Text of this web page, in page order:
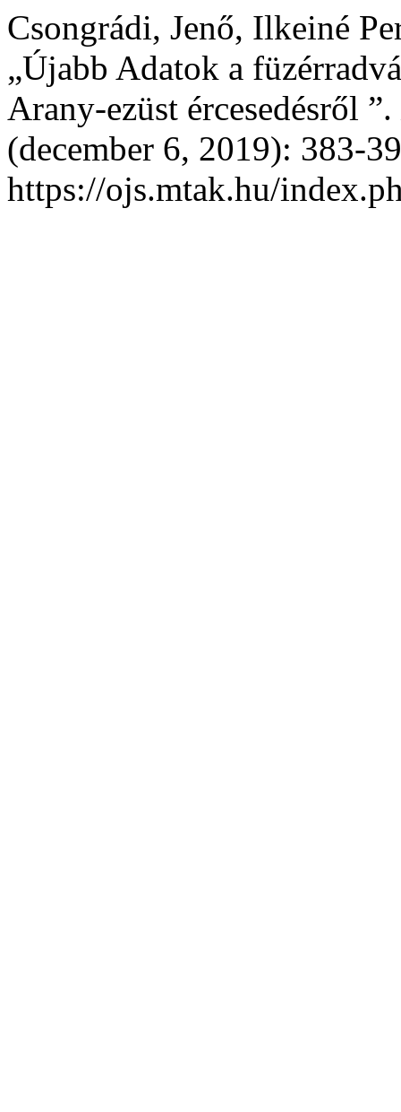
Csongrádi, Jenő, Ilkeiné
„Újabb Adatok a
Arany-ezüst ércesedésről ”.
(december 6, 2019): 383-
https://ojs.mtak.hu/